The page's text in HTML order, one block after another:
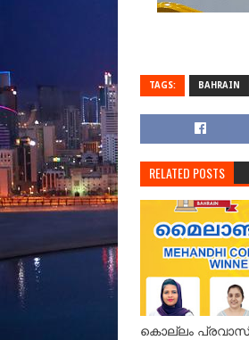
TAGS: BAHRAIN
RELATED POSTS
കൊല്ലം